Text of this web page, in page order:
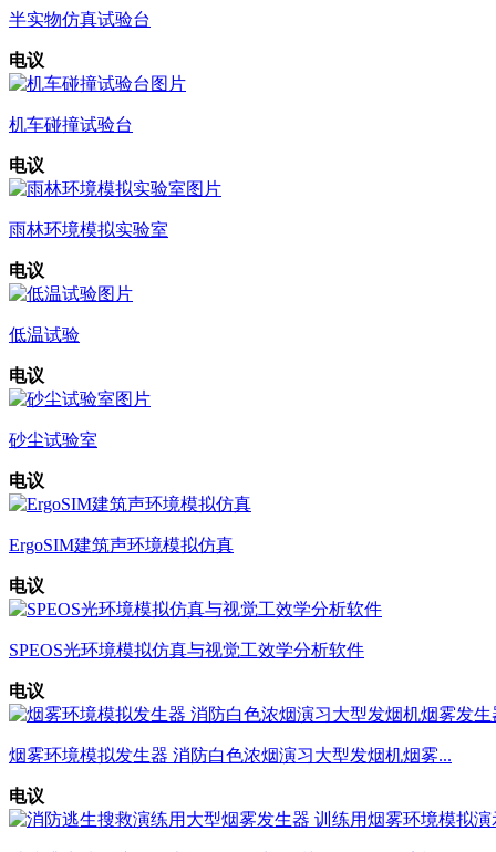
半实物仿真试验台
电议
机车碰撞试验台
电议
雨林环境模拟实验室
电议
低温试验
电议
砂尘试验室
电议
ErgoSIM建筑声环境模拟仿真
电议
SPEOS光环境模拟仿真与视觉工效学分析软件
电议
烟雾环境模拟发生器 消防白色浓烟演习大型发烟机烟雾...
电议